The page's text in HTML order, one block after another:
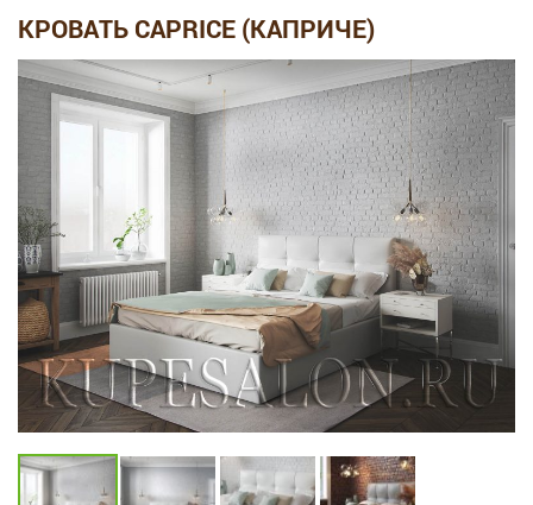
КРОВАТЬ CAPRICE (КАПРИЧЕ)